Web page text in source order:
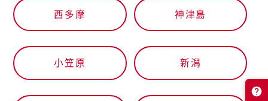
西多摩 神津島
小笠原 新潟